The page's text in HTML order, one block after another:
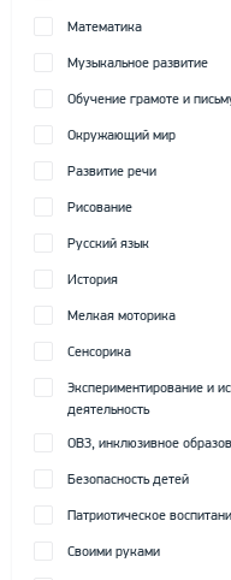
Математика
Музыкальное развитие
Обучение грамоте и
Окружающий мир
Развитие речи
Рисование
Русский язык
История
Мелкая моторика
Сенсорика
Экспериментирование и
деятельность
ОВЗ, инклюзивное
Безопасность детей
Патриотическое
Своими руками